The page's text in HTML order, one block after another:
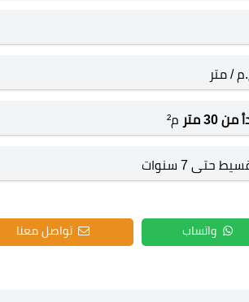
/ متر
من 30 متر م²
واتساب تواصل معنا